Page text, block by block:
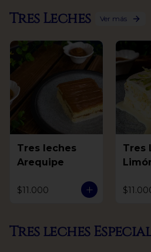
Tres Leches Ver más
Tres leches
Arequipe
$11.000
Tres
Tres leches